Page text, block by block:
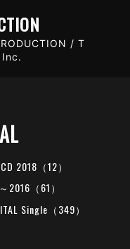
/ T
Inc.
CD 2018（12）
2016（61）
Single（349）